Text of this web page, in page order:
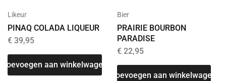
Likeur
PINAQ COLADA LIQUEUR
€ 39,95
Toevoegen aan winkelwagen
Bier
PRAIRIE BOURBON
PARADISE
€22,95
Toevoegen aan winkelwagen